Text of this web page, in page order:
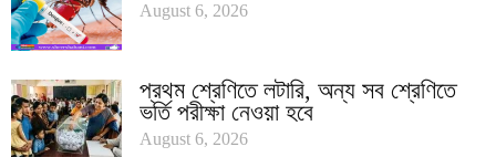
August 6, 2026
প্রথম শ্রেণিতে লটারি, অন্য সব শ্রেণিতে
ভর্তি পরীক্ষা নেওয়া হবে
August 6, 2026